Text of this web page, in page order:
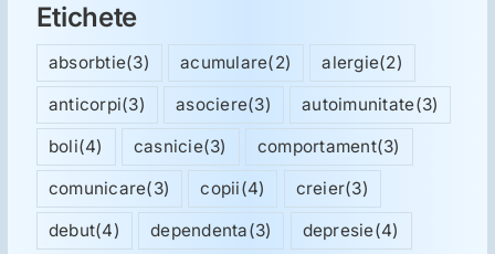
Etichete
absorbtie(3) acumulare(2) alergie(2)
anticorpi(3) asociere(3) autoimunitate(3)
boli(4) casnicie(3) comportament(3)
comunicare(3) copii(4) creier(3)
debut(4) dependenta(3) depresie(4)